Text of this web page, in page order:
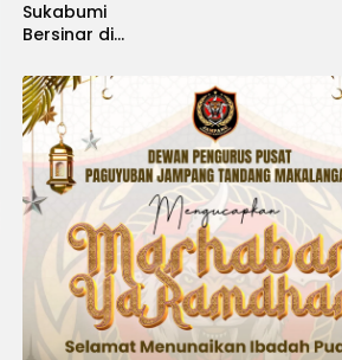
Sukabumi
Bersinar di
Gelar
Bergengsi
Ajang Idol
Kids
International
2026